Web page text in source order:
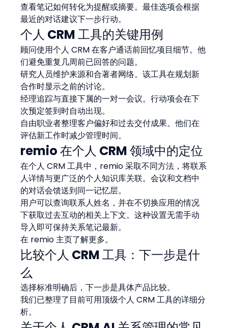
查看笔记如何转化为提醒或摘要。最佳选项会根据
最近的对话建议下一步行动。
个人 CRM 工具的关键用例
顾问使用个人 CRM 在客户通话前回忆项目细节。他
们避免重复几周前已回答的问题。
研究人员维护来源和合著者网络。该工具在规划新
合作时显示之前的讨论。
经理追踪与直接下属的一对一会议。行动项会在下
次预定签到时自动出现。
自由职业者整理客户偏好和过去交付成果。他们在
评估新工作时减少管理时间。
remio 在个人 CRM 领域中的定位
在个人 CRM 工具中，remio 采取不同方法，将联系
人详情与更广泛的个人知识库关联。会议和文档中
的对话会馈送到同一记忆层。
用户可以查询联系人姓名，并在不切换应用的情况
下获取过去互动的相关上下文。这种设置无需手动
导入即可保持关系笔记最新。
在 remio 主页了解更多。
比较个人 CRM 工具：下一步是什
么
选择标准明确后，下一步是具体产品比较。
我们已整理了目前可用顶级个人 CRM 工具的详细分
析。